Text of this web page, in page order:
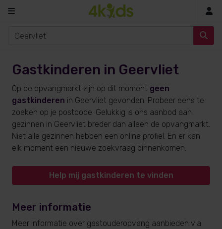
Gastkinderen in Geervliet
Op de opvangmarkt zijn op dit moment geen
gastkinderen in Geervliet gevonden. Probeer eens te
zoeken op je postcode. Gelukkig is ons aanbod aan
gezinnen in Geervliet breder dan alleen de opvangmarkt.
Niet alle gezinnen hebben een online profiel. En er kan
elk moment een nieuwe zoekvraag binnenkomen.
Help mij gastkinderen te vinden
Meer informatie
Meer informatie over gastouderopvang aanbieden via